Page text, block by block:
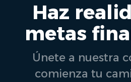
Haz
metas
Únete a nuestra
comienza tu